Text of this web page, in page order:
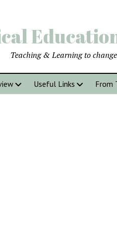
Teaching & Learning to
Useful Links From